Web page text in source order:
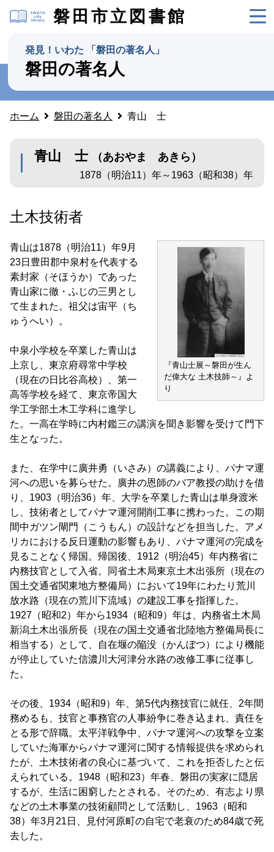
磐田市立図書館
発見！いわた 「磐田の著名人」
磐田の著名人
ホーム 磐田の著名人 青山 士
青山 士 （あおやま あきら）
1878（明治11）年～1963（昭和38）年
土木技術者
『青山士展～磐田が生ん
だ偉大な 土木技師～』よ
り
青山は1878（明治11）年9月
23日豊田郡中泉村を代表する
素封家（そほうか）であった
青山家に徹・ふじの三男とし
て生まれた。祖父は宙平（ち
ゅうへい）。
中泉小学校を卒業した青山は
上京し、東京府尋常中学校
（現在の日比谷高校）、第一
高等学校を経て、東京帝国大
学工学部土木工学科に進学し
た。一高在学時に内村鑑三の講演を聞き影響を受けて門下
生となった。
また、在学中に廣井勇（いさみ）の講義により、パナマ運
河への思いを募らせた。廣井の恩師のバア教授の助けを借
り、1903（明治36）年、大学を卒業した青山は単身渡米
し、技術者としてパナマ運河開削工事に携わった。この期
間中ガツン閘門（こうもん）の設計などを担当した。アメ
リカにおける反日運動の影響もあり、パナマ運河の完成を
見ることなく帰国。帰国後、1912（明治45）年内務省に
内務技官として入省。同省土木局東京土木出張所（現在の
国土交通省関東地方整備局）において19年にわたり荒川
放水路（現在の荒川下流域）の建設工事を指揮した。
1927（昭和2）年から1934（昭和9）年は、内務省土木局
新潟土木出張所長（現在の国土交通省北陸地方整備局長に
相当する）として、自在堰の陥没（かんぼつ）により機能
が停止していた信濃川大河津分水路の改修工事に従事し
た。
その後、1934（昭和9）年、第5代内務技官に就任、2年間
務めるも、技官と事務官の人事紛争に巻き込まれ、責任を
とる形で辞職。太平洋戦争中、パナマ運河への攻撃を立案
していた海軍からパナマ運河に関する情報提供を求められ
たが、土木技術者の良心に基づいて、これを拒否したと伝
えられている。1948（昭和23）年春、磐田の実家に隠居
するが、生活に困窮したとされる。そのため、有志より県
などの土木事業の技術顧問として活動し、1963（昭和
38）年3月21日、見付河原町の自宅で老衰のため84歳で死
去した。